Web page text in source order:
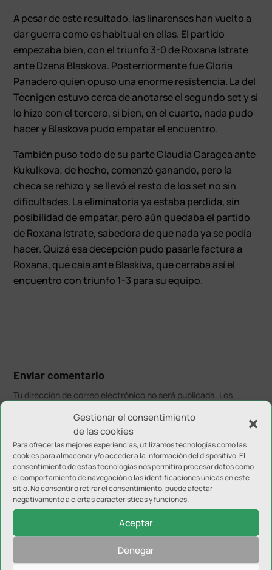
Gestionar el consentimiento
de las cookies
Para ofrecer las mejores experiencias, utilizamos tecnologías como las
cookies para almacenar y/o acceder a la información del dispositivo. El
consentimiento de estas tecnologías nos permitirá procesar datos como
el comportamiento de navegación o las identificaciones únicas en este
sitio. No consentir o retirar el consentimiento, puede afectar
negativamente a ciertas características y funciones.
Aceptar
Denegar
A pesar de este resultado, las linarenses han vuelto a
dar guerra como es habitual en ellas. El partido
empezaba bien, con el triunfo 3-0 de Roxana Istrate
ante Dzena Blaskova. Posterriormente fue Gloria
Panadero quien opuso una enorme resistencia. La del
Tecnigen estuvo cerca de anotarse el segundo set y si
lo hizo con el tercero, si bien, en el cuarto, nada pudo
hacer y Blaskova pudo empatar el encuentro.
También puso todo de su parte Claudia Caragea ante
Kukulkova; de hecho, comenzó ganando, pero la
checa se rehízo y se llevó el resto de los set no sin
dificultades. La eliminatoria ya estaba perdida, sin
posibilidad de empatar, pero aún quedaba el partido
de Roxana Istrate, sabedora de que nada ya se podía
hacer. Quizá esa decepción pudo pasarle factura a
Roxana, que caía ante Blaskiva, que cerraba así el
encuentro con triunfo 1-3 para su equipo.
Enviar comentario
Tu dirección de correo electrónico no será publicada. Los